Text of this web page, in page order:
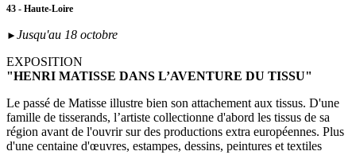
43 - Haute-Loire
► Jusqu'au 18 octobre
EXPOSITION
"HENRI MATISSE DANS L’AVENTURE DU TISSU"
Le passé de Matisse illustre bien son attachement aux tissus. D'une
famille de tisserands, l’artiste collectionne d'abord les tissus de sa
région avant de l'ouvrir sur des productions extra européennes. Plus
d'une centaine d'œuvres, estampes, dessins, peintures et textiles